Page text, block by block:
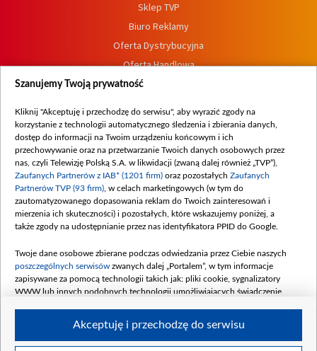
Sklep TVP
Biuro Reklamy
Oferta Dystrybucyjna
Oferta Handlowa
Dostępność
Procedura zgłoszeń wewnętrznych
Szanujemy Twoją prywatność
Kliknij "Akceptuję i przechodzę do serwisu", aby wyrazić zgody na
korzystanie z technologii automatycznego śledzenia i zbierania danych,
dostęp do informacji na Twoim urządzeniu końcowym i ich
przechowywanie oraz na przetwarzanie Twoich danych osobowych przez
nas, czyli Telewizję Polską S.A. w likwidacji (zwaną dalej również „TVP”),
Zaufanych Partnerów z IAB* (1201 firm) oraz pozostałych Zaufanych
Partnerów TVP (93 firm) , w celach marketingowych (w tym do
zautomatyzowanego dopasowania reklam do Twoich zainteresowań i
mierzenia ich skuteczności) i pozostałych, które wskazujemy poniżej, a
także zgody na udostępnianie przez nas identyfikatora PPID do Google.
Twoje dane osobowe zbierane podczas odwiedzania przez Ciebie naszych
poszczególnych serwisów zwanych dalej „Portalem”, w tym informacje
zapisywane za pomocą technologii takich jak: pliki cookie, sygnalizatory
WWW lub innych podobnych technologii umożliwiających świadczenie
Akceptuję i przechodzę do serwisu